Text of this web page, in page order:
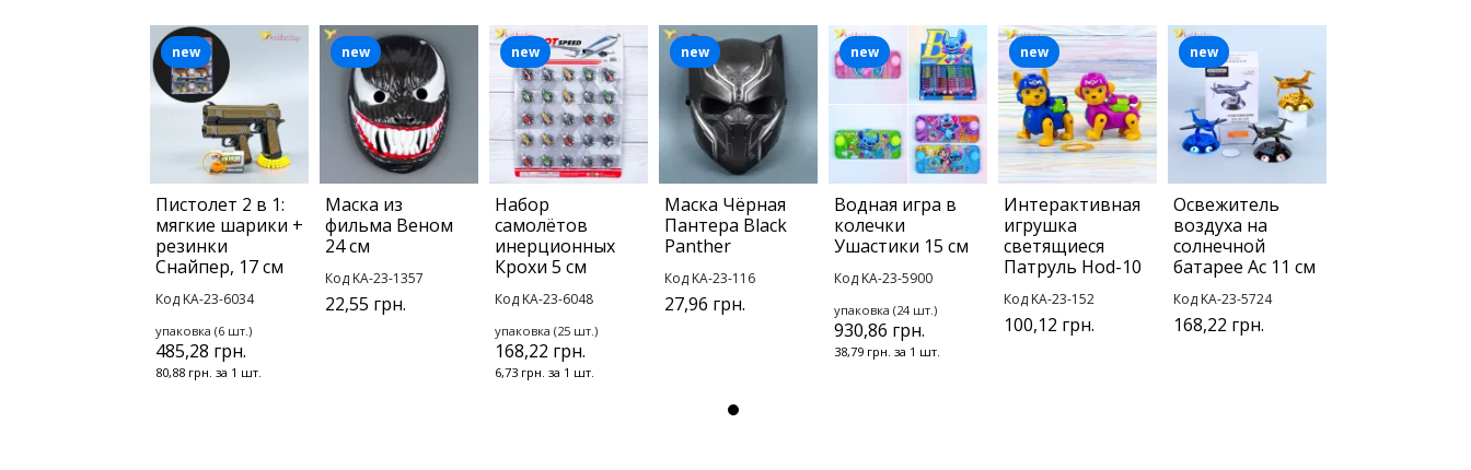
Пистолет 2 в 1:
мягкие шарики +
резинки
Снайпер, 17 см
Код KA-23-6034
упаковка (6 шт.)
485,28 грн.
80,88 грн. за 1 шт.
new
Маска из
фильма Веном
24 см
Код KA-23-1357
22,55 грн.
new
Набор
самолётов
инерционных
Крохи 5 см
Код KA-23-6048
упаковка (25 шт.)
168,22 грн.
6,73 грн. за 1 шт.
new
Маска Чёрная
Пантера Black
Panther
Код KA-23-116
27,96 грн.
new
Водная игра в
колечки
Ушастики 15 см
Код KA-23-5900
упаковка (24 шт.)
930,86 грн.
38,79 грн. за 1 шт.
new
Интерактивная
игрушка
светящиеся
Патруль Hod-10
Код KA-23-152
100,12 грн.
new
Освежитель
воздуха на
солнечной
батарее Ас 11 см
Код KA-23-5724
168,22 грн.
new